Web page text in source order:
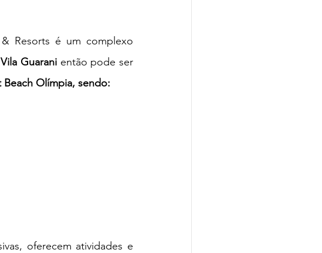
Resorts é um complexo
Guarani então pode ser
Olímpia, sendo:
oferecem atividades e